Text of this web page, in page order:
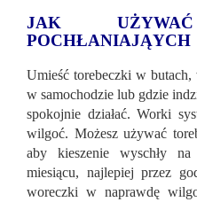
JAK
POCHŁANIAJĄYCH
Umieść torebeczki w
w samochodzie lub gdzie
spokojnie działać. Worki
wilgoć. Możesz używać
aby kieszenie wyschły
miesiącu, najlepiej przez
woreczki w naprawdę